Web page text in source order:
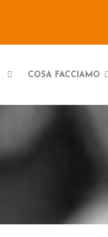
COSA FACCIAMO